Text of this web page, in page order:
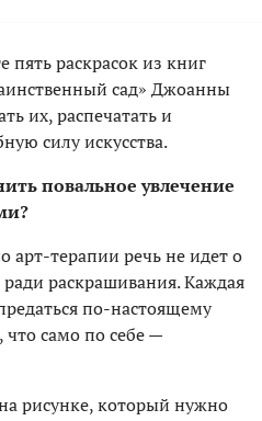
пять раскрасок из книг
сад» Джоанны
их, распечатать и
силу искусства.
повальное увлечение
арт-терапии речь не идет о
раскрашивания. Каждая
по-настоящему
что само по себе —
рисунке, который нужно